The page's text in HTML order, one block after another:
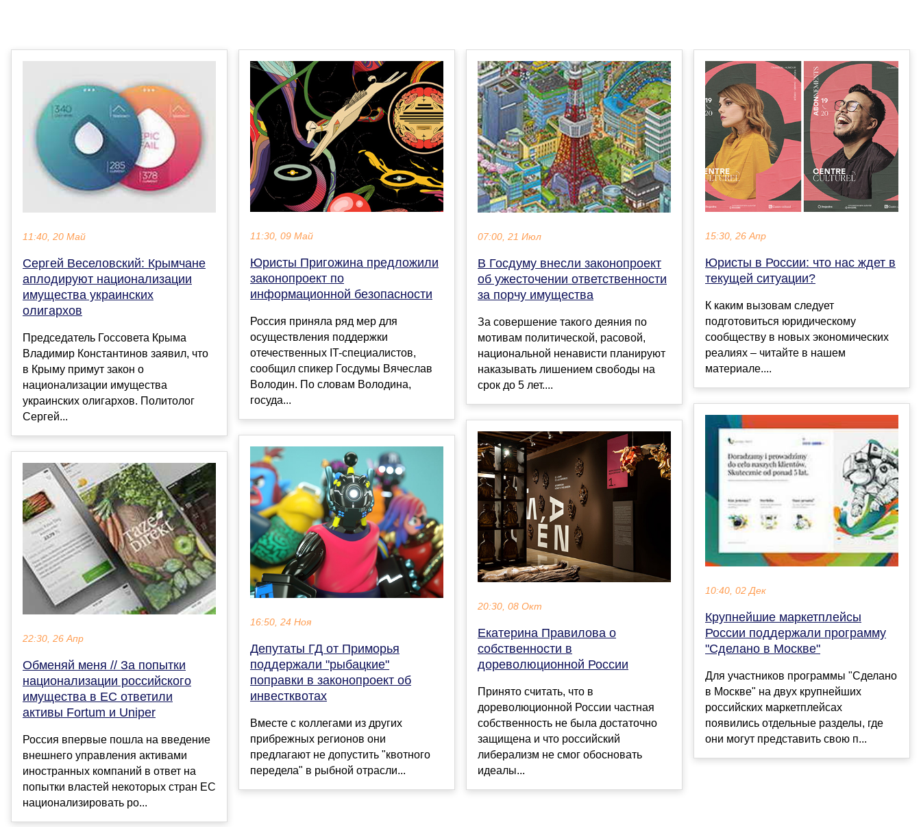
11:40, 20 Май
Сергей Веселовский: Крымчане
аплодируют национализации
имущества украинских
олигархов
Председатель Госсовета Крыма
Владимир Константинов заявил, что
в Крыму примут закон о
национализации имущества
украинских олигархов. Политолог
Сергей...
22:30, 26 Апр
Обменяй меня // За попытки
национализации российского
имущества в ЕС ответили
активы Fortum и Uniper
Россия впервые пошла на введение
внешнего управления активами
иностранных компаний в ответ на
попытки властей некоторых стран ЕС
национализировать ро...
11:30, 09 Май
Юристы Пригожина предложили
законопроект по
информационной безопасности
Россия приняла ряд мер для
осуществления поддержки
отечественных IT-специалистов,
сообщил спикер Госдумы Вячеслав
Володин. По словам Володина,
госуда...
16:50, 24 Ноя
Депутаты ГД от Приморья
поддержали "рыбацкие"
поправки в законопроект об
инвестквотах
Вместе с коллегами из других
прибрежных регионов они
предлагают не допустить "квотного
передела" в рыбной отрасли...
07:00, 21 Июл
В Госдуму внесли законопроект
об ужесточении ответственности
за порчу имущества
За совершение такого деяния по
мотивам политической, расовой,
национальной ненависти планируют
наказывать лишением свободы на
срок до 5 лет....
20:30, 08 Окт
Екатерина Правилова о
собственности в
дореволюционной России
Принято считать, что в
дореволюционной России частная
собственность не была достаточно
защищена и что российский
либерализм не смог обосновать
идеалы...
15:30, 26 Апр
Юристы в России: что нас ждет в
текущей ситуации?
К каким вызовам следует
подготовиться юридическому
сообществу в новых экономических
реалиях – читайте в нашем
материале....
10:40, 02 Дек
Крупнейшие маркетплейсы
России поддержали программу
"Сделано в Москве"
Для участников программы "Сделано
в Москве" на двух крупнейших
российских маркетплейсах
появились отдельные разделы, где
они могут представить свою п...